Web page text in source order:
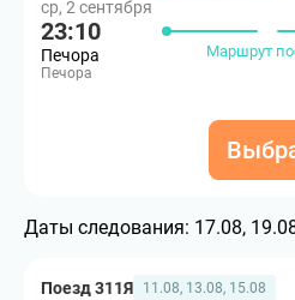
ср, 2 сентября
23:10
Печора
Печора
Маршрут
Даты следования: 17.08,
Поезд 311Я 11.08, 13.08, 15.08